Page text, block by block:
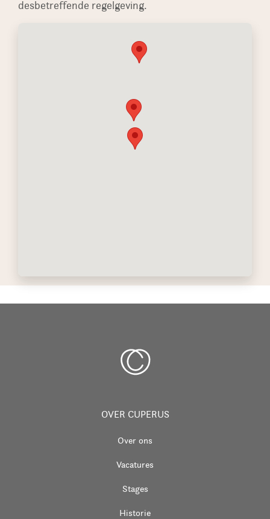
desbetreffende regelgeving.
OVER CUPERUS
Over ons
Vacatures
Stages
Historie